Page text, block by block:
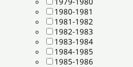
1980-1981
1981-1982
1982-1983
1983-1984
1984-1985
1985-1986